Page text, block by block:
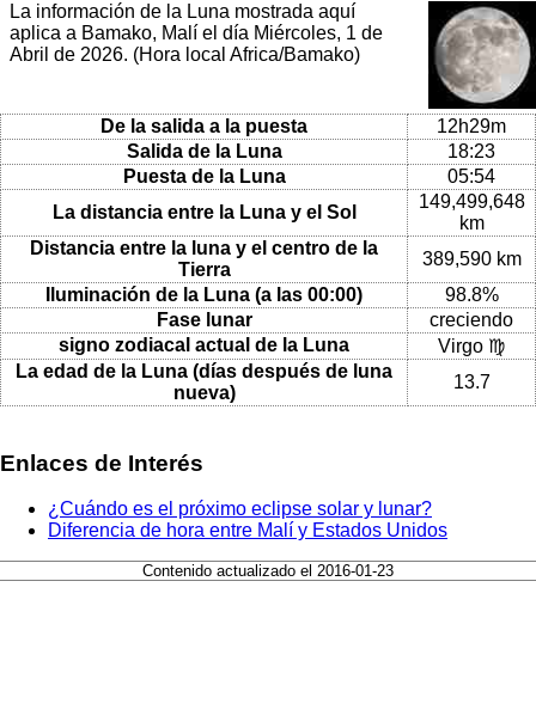
La información de la Luna mostrada aquí
aplica a Bamako, Malí el día Miércoles, 1 de
Abril de 2026. (Hora local Africa/Bamako)
De la salida a la puesta
12h29m
Salida de la Luna
18:23
Puesta de la Luna
05:54
La distancia entre la Luna y el Sol
149,499,648
km
Distancia entre la luna y el centro de la
Tierra
389,590 km
Iluminación de la Luna (a las 00:00)
98.8%
Fase lunar
creciendo
signo zodiacal actual de la Luna
Virgo ♍
La edad de la Luna (días después de luna
nueva)
13.7
Enlaces de Interés
¿Cuándo es el próximo eclipse solar y lunar?
Diferencia de hora entre Malí y Estados Unidos
Contenido actualizado el 2016-01-23